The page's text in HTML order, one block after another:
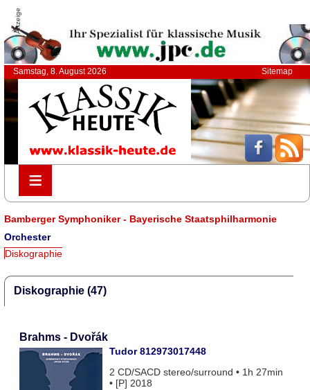
Anzeige
Samstag, 8. August 2026 Sitemap
≡
≡
Bamberger Symphoniker - Bayerische Staatsphilharmonie
Orchester
Diskographie
Diskographie (47)
Brahms - Dvořák
Tudor 812973017448
2 CD/SACD stereo/surround • 1h 27min
• [P] 2018